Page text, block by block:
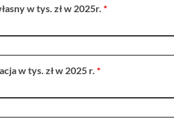
w tys. zł w 2025r.*
w tys. zł w 2025 r.*